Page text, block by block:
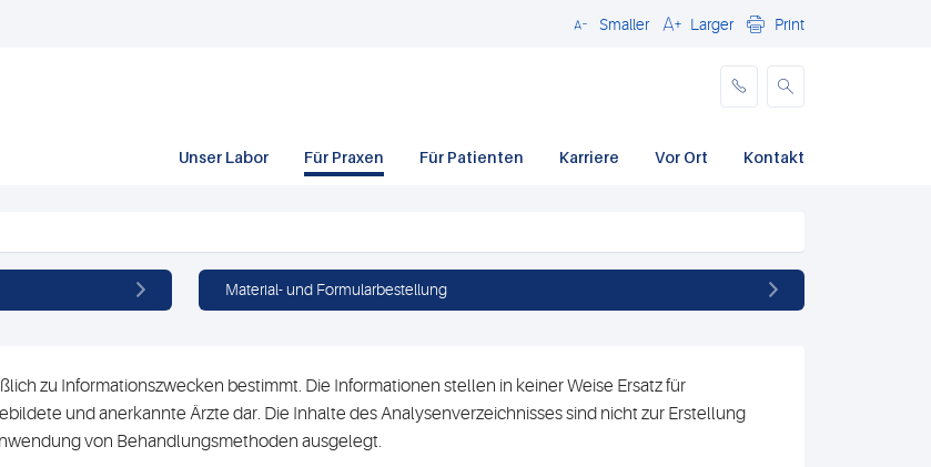
SchließenSmaller Larger Print
Unser Labor Für Praxen Für Patienten Karriere Vor Ort Kontakt
Material- und Formularbestellung
zu Informationszwecken bestimmt. Die Informationen stellen in keiner Weise Ersatz für
und anerkannte Ärzte dar. Die Inhalte des Analysenverzeichnisses sind nicht zur Erstellung
von Behandlungsmethoden ausgelegt.